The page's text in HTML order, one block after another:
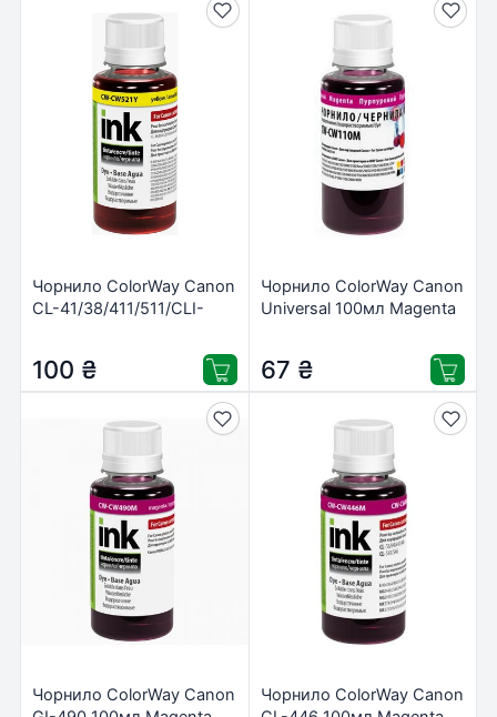
Чорнило ColorWay Canon
CL-41/38/411/511/CLI-
100 ₴
Чорнило ColorWay Canon
Universal 100мл Magenta
67 ₴
Чорнило ColorWay Canon
Чорнило ColorWay Canon